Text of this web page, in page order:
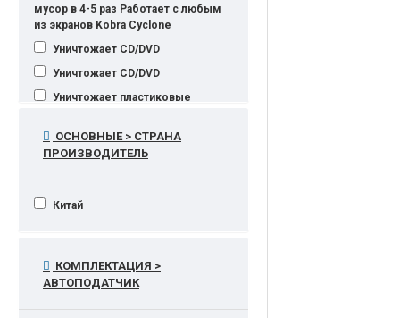
мусор в 4-5 раз Работает с любым
из экранов Kobra Cyclone
Уничтожает CD/DVD
Уничтожает CD/DVD
Уничтожает пластиковые
Уничтожает пластиковые карты,
CD/DVD
Уничтожает пластиковые карты,
Уничтожает пластиковые карты,
CD/DVD, степлерные скрепки
Уничтожает скрепки, кред карты,
ОСНОВНЫЕ > СТРАНА
ПРОИЗВОДИТЕЛЬ
Китай
КОМПЛЕКТАЦИЯ >
АВТОПОДАТЧИК